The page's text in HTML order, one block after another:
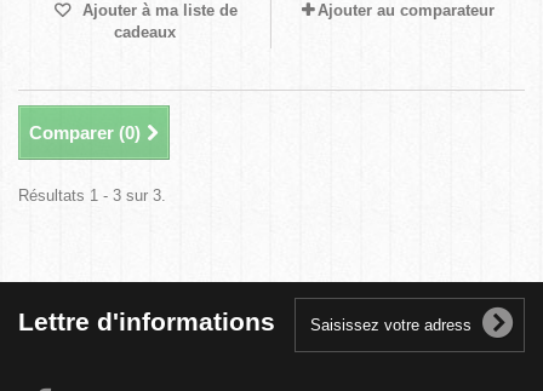
Ajouter à ma liste de
cadeaux
Ajouter au comparateur
Comparer (0)
Résultats 1 - 3 sur 3.
Lettre d'informations